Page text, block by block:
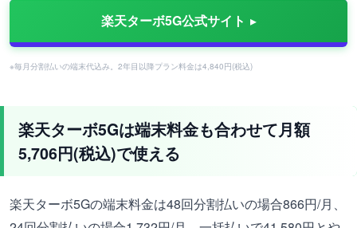
楽天ターボ5G公式サイト
※毎月分割払いの端末代込み。2年目以降プラン料金は4,840円(税込)
楽天ターボ5Gは端末料金も合わせて月額
5,706円(税込)で使える
楽天ターボ5Gの端末料金は48回分割払いの場合866円/月、